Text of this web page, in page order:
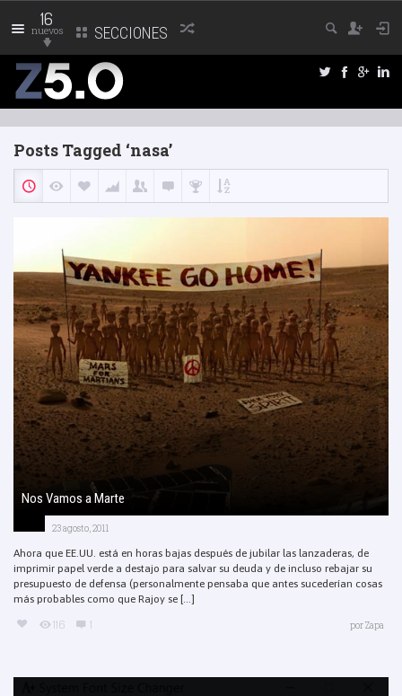
16
nuevos SECCIONES
Posts Tagged ‘nasa’
Nos Vamos a Marte
23 agosto, 2011
Ahora que EE.UU. está en horas bajas después de jubilar las lanzaderas, de
imprimir papel verde a destajo para salvar su deuda y de incluso rebajar su
presupuesto de defensa (personalmente pensaba que antes sucederían cosas
más probables como que Rajoy se [...]
116 1 porZapa